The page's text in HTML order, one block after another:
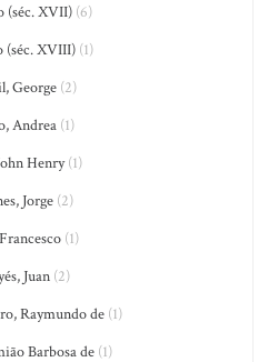
(séc. XVII)(6)
(séc. XVIII)(1)
George (2)
Andrea(1)
Henry(1)
Jorge(2)
(1)
Juan (2)
Raymundo de (1)
Barbosa de(1)